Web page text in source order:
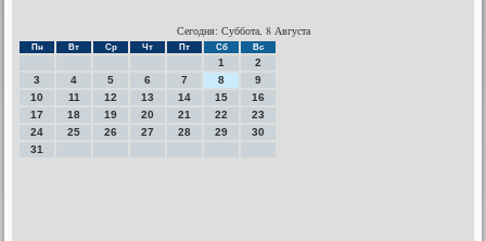
Сегодня: Суббота, 8 Августа
Пн Вт Ср Чт Пт Сб Вс
1
2
3
4 5 6 7 8
9
10
11 12 13 14 15
16
17
18 19 20 21 22
23
24
25 26 27 28 29
30
31